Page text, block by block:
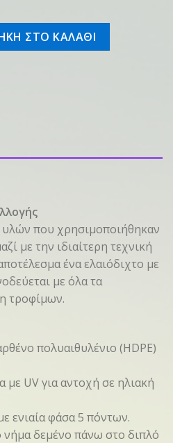
ποσότητα
ΣΤΟ ΚΑΛΑΘΙ
που χρησιμοποιήθηκαν
με την ιδιαίτερη τεχνική
ένα ελαιόδιχτο με
με όλα τα
τροφίμων.
πολυαιθυλένιο (HDPE)
με UV για αντοχή σε ηλιακή
ενιαία φάσα 5 πόντων.
νήμα δεμένο πάνω στο διπλό